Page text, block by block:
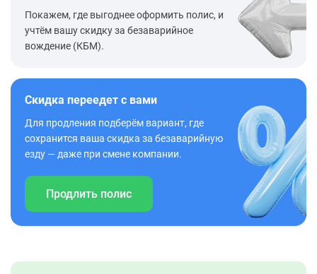
Покажем, где выгоднее оформить полис, и
учтём вашу скидку за безаварийное
вождение (КБМ).
Скидка переедет с вами
Для продления подберём вариант, где
сохранится ваша скидка за безаварийную
езду — даже при смене компании.
Продлить полис